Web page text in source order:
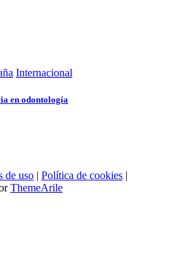
Internacional
en odontología
de uso | Política de cookies |
ThemeArile